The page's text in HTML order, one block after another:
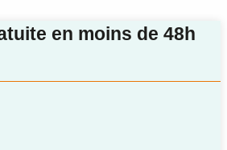
en moins de 48h